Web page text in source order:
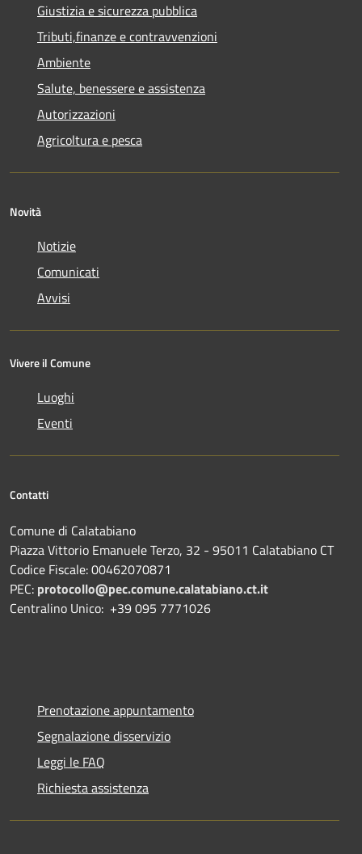
Giustizia e sicurezza pubblica
Tributi,finanze e contravvenzioni
Ambiente
Salute, benessere e assistenza
Autorizzazioni
Agricoltura e pesca
Novità
Notizie
Comunicati
Avvisi
Vivere il Comune
Luoghi
Eventi
Contatti
Comune di Calatabiano
Piazza Vittorio Emanuele Terzo, 32 - 95011 Calatabiano CT
Codice Fiscale: 00462070871
PEC: protocollo@pec.comune.calatabiano.ct.it
Centralino Unico: +39 095 7771026
Prenotazione appuntamento
Segnalazione disservizio
Leggi le FAQ
Richiesta assistenza